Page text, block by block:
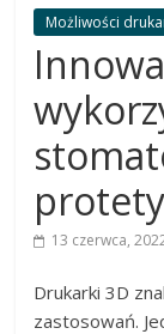
dobrać
najlepszą
drukarkę
Możliwości
13 czerwca,
Drukarki 3D
zastosowań.